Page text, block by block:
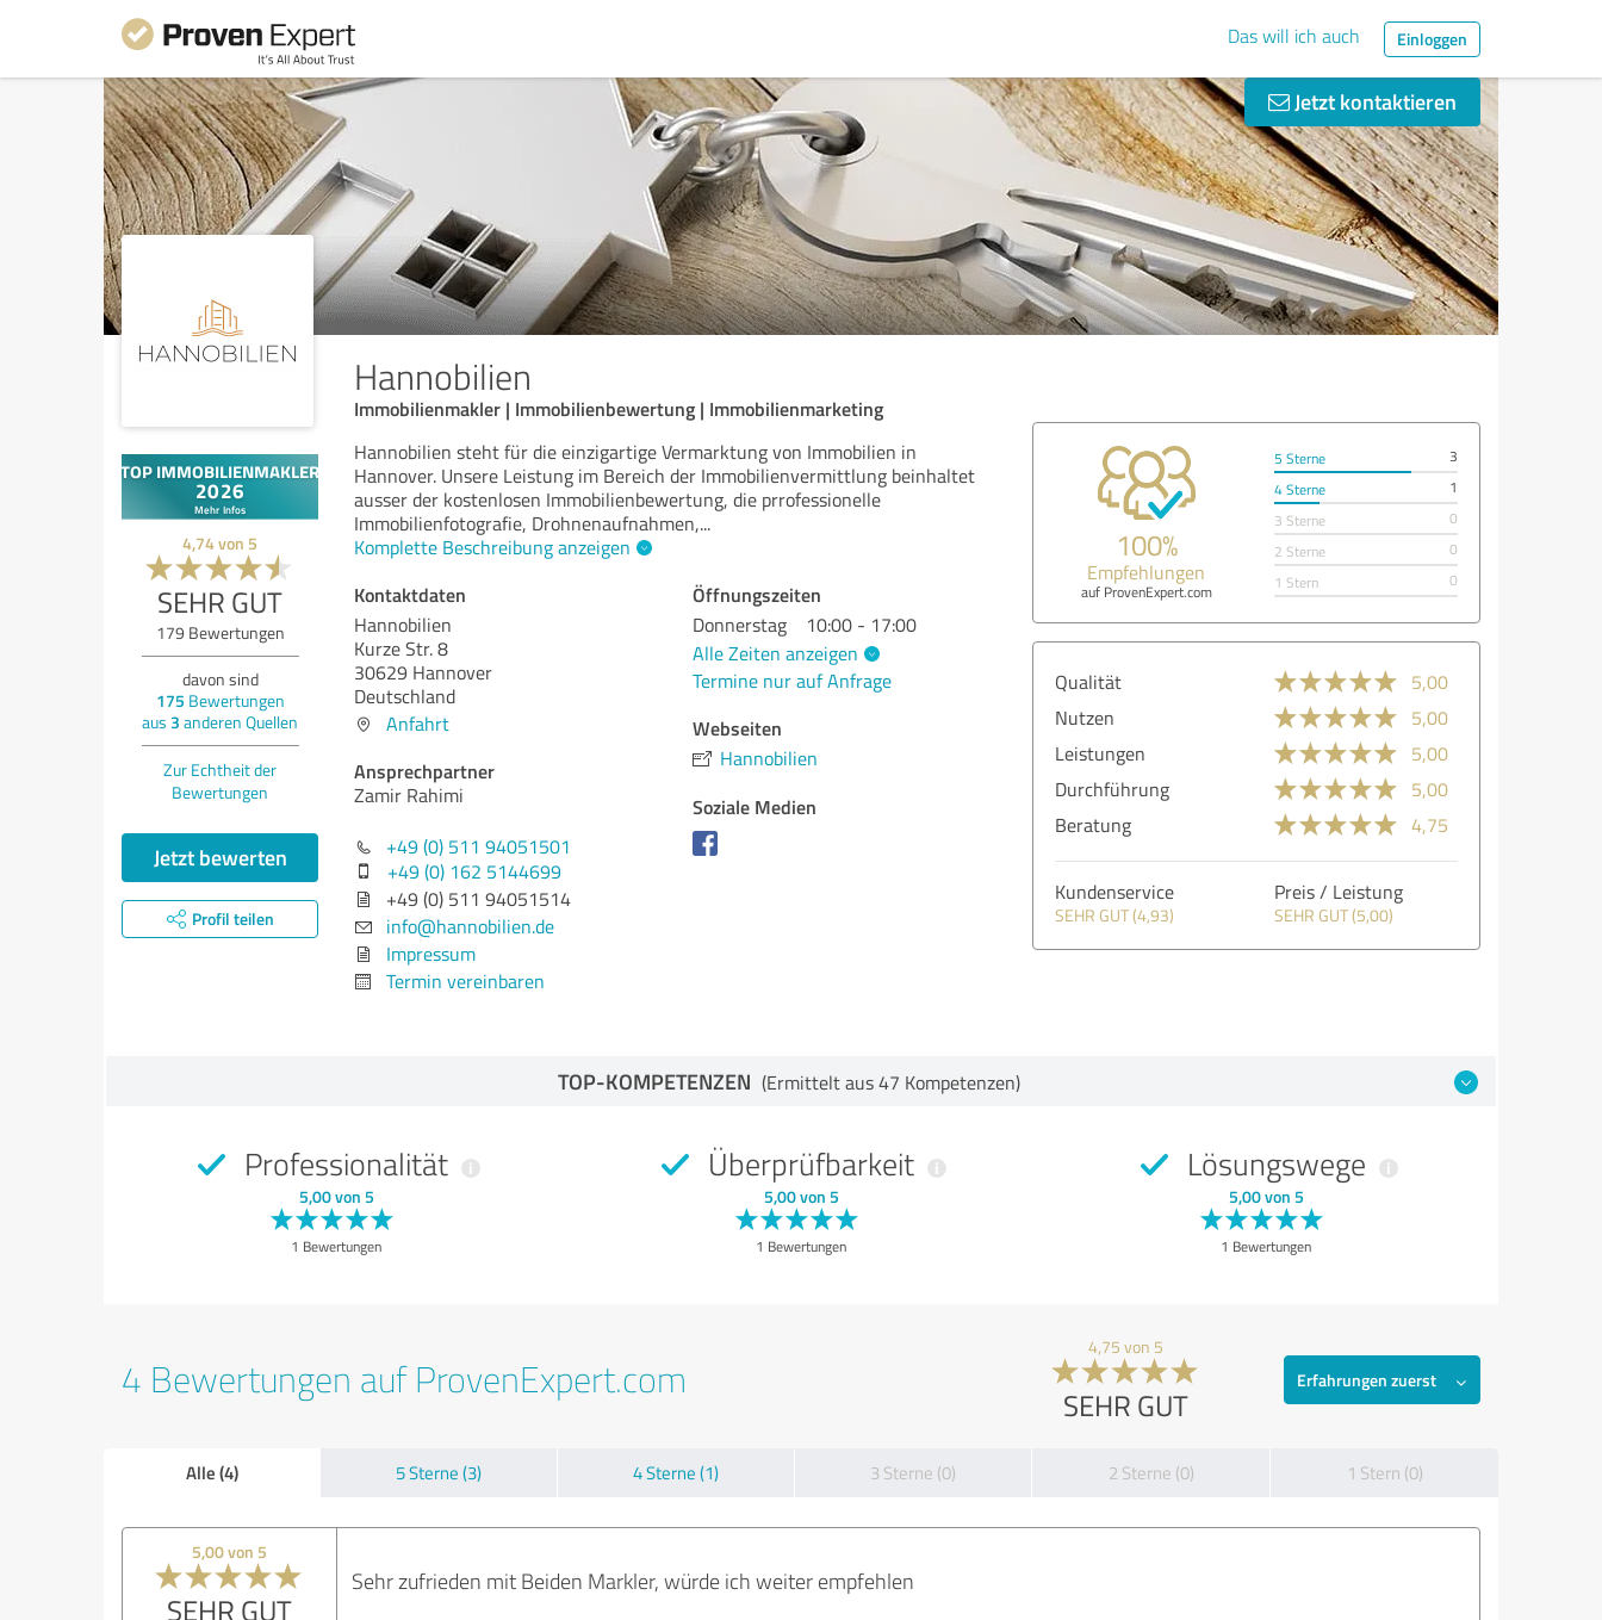
Das will ich auch Einloggen
Jetzt kontaktieren
Hannobilien
Immobilienmakler | Immobilienbewertung | Immobilienmarketing
4,74von 5
SEHR GUT
179 Bewertungen
davon sind
175 Bewertungen
aus 3 anderen Quellen
Zur Echtheit der
Bewertungen
Jetzt bewerten
Profil teilen
Hannobilien steht für die einzigartige Vermarktung von Immobilien in
Hannover. Unsere Leistung im Bereich der Immobilienvermittlung beinhaltet
ausser der kostenlosen Immobilienbewertung, die prrofessionelle
Immobilienfotografie, Drohnenaufnahmen,...
Komplette Beschreibung anzeigen
Kontaktdaten
Hannobilien
Kurze Str. 8
30629 Hannover
Deutschland
Anfahrt
Ansprechpartner
Zamir Rahimi
+49 (0) 511 94051501
+49 (0) 162 5144699
+49 (0) 511 94051514
info@hannobilien.de
Impressum
Termin vereinbaren
Öffnungszeiten
Donnerstag
10:00 - 17:00
Alle Zeiten anzeigen
Termine nur auf Anfrage
Webseiten
Hannobilien
Soziale Medien
100%
Empfehlungen
auf ProvenExpert.com
5 Sterne
3
4 Sterne
1
3 Sterne
0
2 Sterne
0
1 Stern
0
Qualität
5,00
Nutzen
5,00
Leistungen
5,00
Durchführung
5,00
Beratung
4,75
Kundenservice
SEHR GUT (4,93)
Preis / Leistung
SEHR GUT (5,00)
TOP-KOMPETENZEN (Ermittelt aus 47 Kompetenzen)
Professionalität
5,00 von 5
1 Bewertungen
Überprüfbarkeit
5,00 von 5
1 Bewertungen
Lösungswege
5,00 von 5
1 Bewertungen
4 Bewertungen auf ProvenExpert.com
4,75 von 5
SEHR GUT
Erfahrungen zuerst
Alle (4) 5 Sterne (3) 4 Sterne (1) 3 Sterne (0) 2 Sterne (0) 1 Stern (0)
5,00 von 5
SEHR GUT
Sehr zufrieden mit Beiden Markler, würde ich weiter empfehlen